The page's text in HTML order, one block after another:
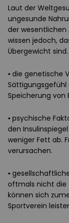
Laut der
ungesunde
der wesentlichen
wissen jedoch,
Übergewicht
⦁ die genetische
Sättigungsgefühl
Speicherung
⦁ psychische
den
weniger Fett ab.
verursachen.
⦁
oftmals nicht die
können sich
Sportverein